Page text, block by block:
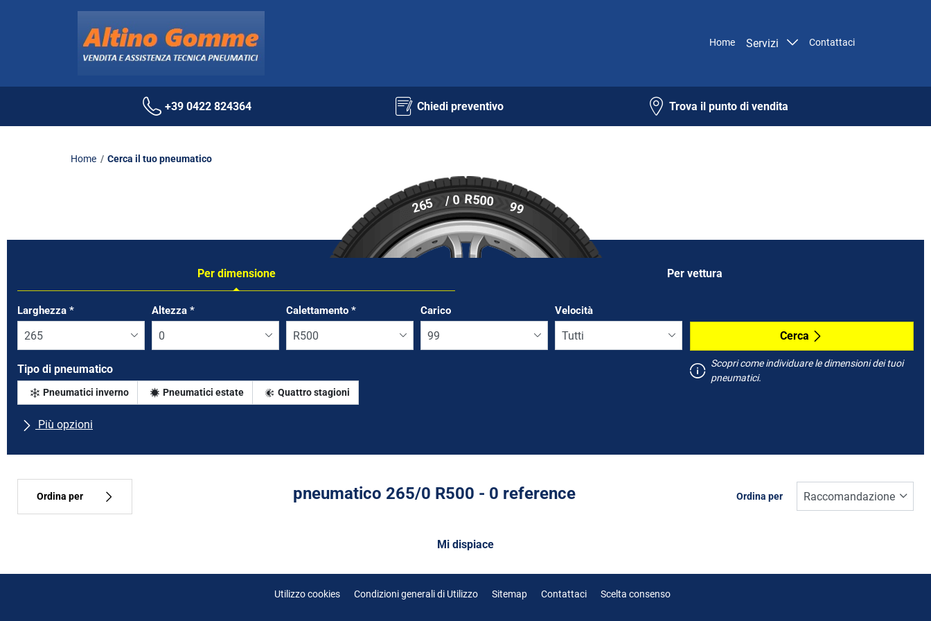
Home Servizi Contattaci
+39 0422 824364 Chiedi preventivo Trova il punto di vendita
Home Cerca il tuo pneumatico
265 / 0 R500 99
Per dimensione Per vettura
Tab updated: Per dimensione
Larghezza * Altezza* Calettamento* Carico Velocità
Tipo di pneumatico
Pneumatici inverno Pneumatici estate Quattro stagioni
Più opzioni
Cerca
Scopri come individuare le dimensioni dei tuoi
pneumatici.
Ordina per
Tutti i tipi (0)
pneumatico ‎265/0 R500 - 0 reference Ordina per
Mi dispiace
Utilizzo cookies Condizioni generali di Utilizzo Sitemap Contattaci Scelta consenso